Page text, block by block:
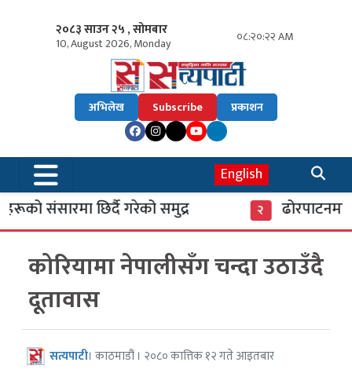
२०८३ साउन २५ , सोमबार
10, August 2026, Monday ०८:२०:२३ AM
अभिलेख Subscribe प्रकाशन
English
संसारमा छिर्दै गरेको समुद्र ढोरपाटनमा
कोरियामा नेपालीसँग चन्दा उठाउँदै
दूतावास
सत्यपाटी। काठमाडौं । २०८० कात्तिक १२ गते आइतबार